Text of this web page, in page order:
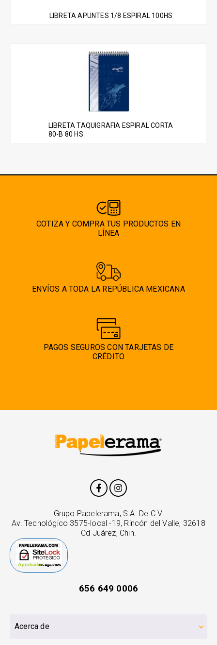
LIBRETA APUNTES 1/8 ESPIRAL 100HS
LIBRETA TAQUIGRAFIA ESPIRAL CORTA
80-B 80 HS
COTIZA Y COMPRA TUS PRODUCTOS EN
LÍNEA
ENVÍOS A TODA LA REPÚBLICA MEXICANA
PAGOS SEGUROS CON TARJETAS DE
CRÉDITO
Grupo Papelerama, S.A. De C.V.
Av. Tecnológico 3575-local -19, Rincón del Valle, 32618
Cd Juárez, Chih.
656 649 0006
Acerca de